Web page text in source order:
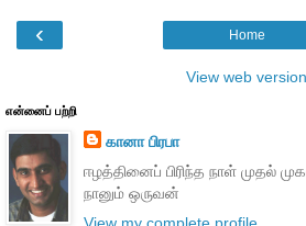
‹ Home
View web version
என்னைப் பற்றி
கானா பிரபா
ஈழத்தினைப் பிரிந்த நாள் முதல்
நானும் ஒருவன்